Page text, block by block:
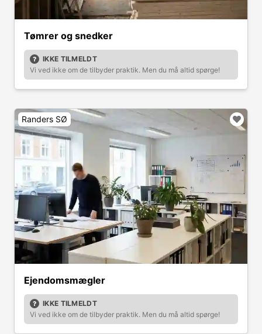
Tømrer og snedker
IKKE TILMELDT
Vi ved ikke om de tilbyder praktik. Men du må altid spørge!
Randers SØ
Ejendomsmægler
IKKE TILMELDT
Vi ved ikke om de tilbyder praktik. Men du må altid spørge!